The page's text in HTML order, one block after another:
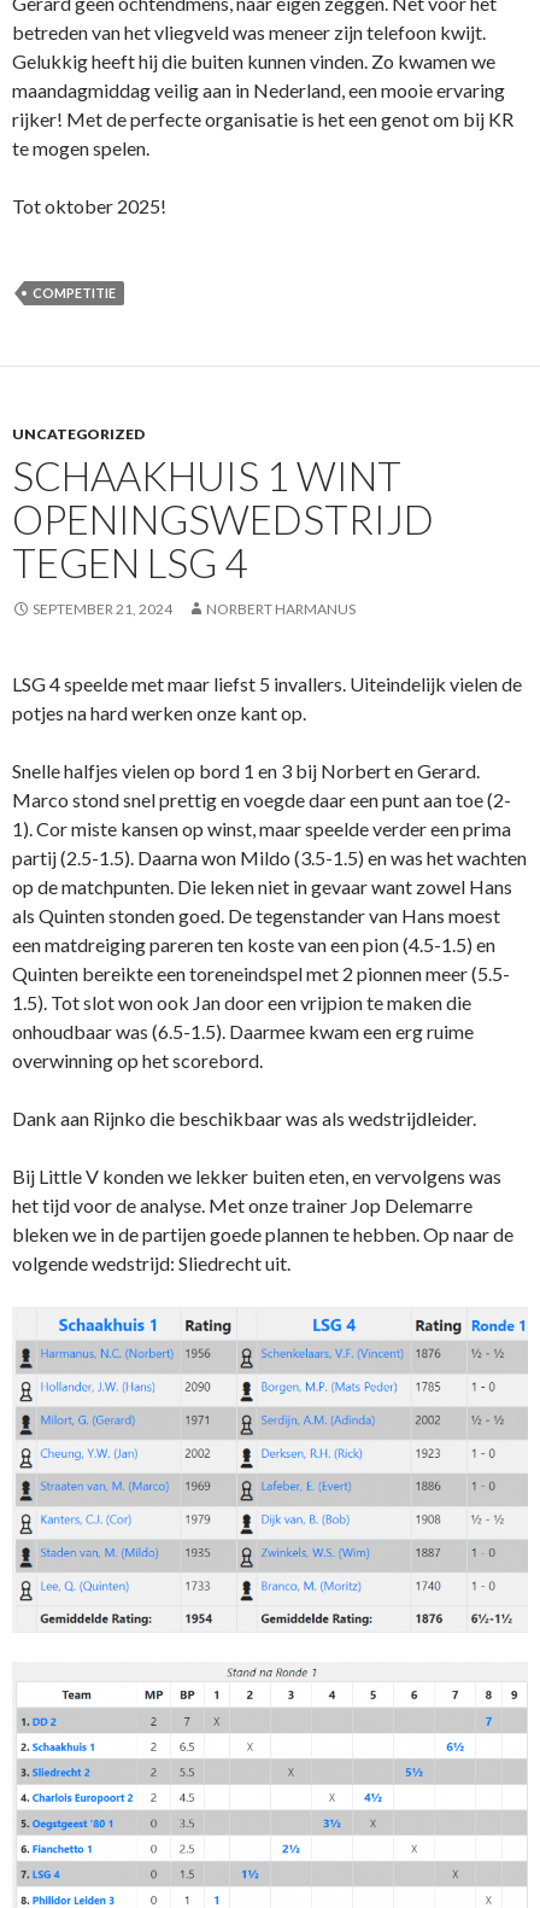
betreden van het vliegveld was meneer zijn telefoon kwijt.
Gelukkig heeft hij die buiten kunnen vinden. Zo kwamen we
maandagmiddag veilig aan in Nederland, een mooie ervaring
rijker! Met de perfecte organisatie is het een genot om bij KR
te mogen spelen.
Tot oktober 2025!
COMPETITIE
UNCATEGORIZED
SCHAAKHUIS 1 WINT
OPENINGSWEDSTRIJD
TEGEN LSG 4
SEPTEMBER 21, 2024 NORBERT HARMANUS
LSG 4 speelde met maar liefst 5 invallers. Uiteindelijk vielen de
potjes na hard werken onze kant op.
Snelle halfjes vielen op bord 1 en 3 bij Norbert en Gerard.
Marco stond snel prettig en voegde daar een punt aan toe (2-
1). Cor miste kansen op winst, maar speelde verder een prima
partij (2.5-1.5). Daarna won Mildo (3.5-1.5) en was het wachten
op de matchpunten. Die leken niet in gevaar want zowel Hans
als Quinten stonden goed. De tegenstander van Hans moest
een matdreiging pareren ten koste van een pion (4.5-1.5) en
Quinten bereikte een toreneindspel met 2 pionnen meer (5.5-
1.5). Tot slot won ook Jan door een vrijpion te maken die
onhoudbaar was (6.5-1.5). Daarmee kwam een erg ruime
overwinning op het scorebord.
Dank aan Rijnko die beschikbaar was als wedstrijdleider.
Bij Little V konden we lekker buiten eten, en vervolgens was
het tijd voor de analyse. Met onze trainer Jop Delemarre
bleken we in de partijen goede plannen te hebben. Op naar de
volgende wedstrijd: Sliedrecht uit.